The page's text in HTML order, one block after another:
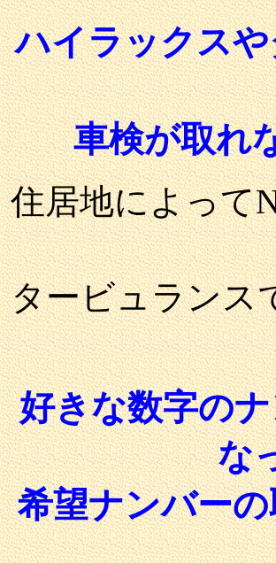
ハイラックス
車検が取れ
住居地によって
タービュランス
好きな数字の
な
希望ナンバー